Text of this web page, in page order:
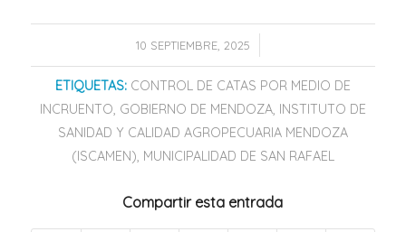
10 SEPTIEMBRE, 2025
/
ETIQUETAS: CONTROL DE CATAS POR MEDIO DE
INCRUENTO, GOBIERNO DE MENDOZA, INSTITUTO DE
SANIDAD Y CALIDAD AGROPECUARIA MENDOZA
(ISCAMEN), MUNICIPALIDAD DE SAN RAFAEL
Compartir esta entrada